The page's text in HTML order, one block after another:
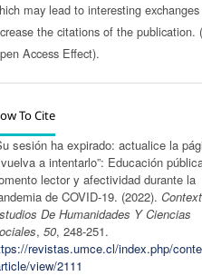
may lead to interesting
the citations of the publication.
Access Effect).
To Cite
sesión ha expirado: actualice la
a intentarlo”: Educación
lector y afectividad durante la
de COVID-19. (2022).
De Humanidades Y Ciencias
,50, 248-251.
revistas.umce.cl/index.php/
view/2111